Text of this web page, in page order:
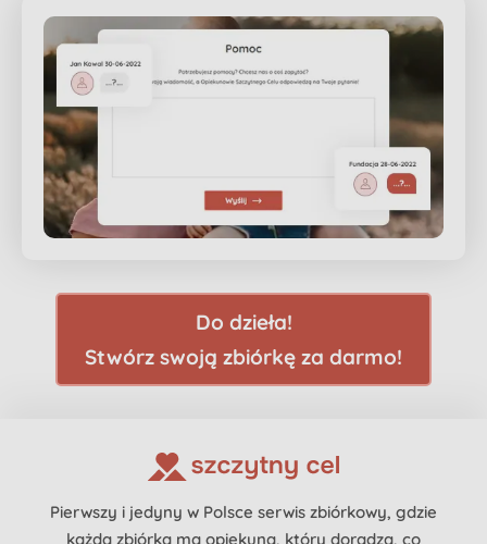
Do dzieła!
Stwórz swoją zbiórkę za darmo!
Pierwszy i jedyny w Polsce serwis zbiórkowy, gdzie
każda zbiórka ma opiekuna, który doradza, co